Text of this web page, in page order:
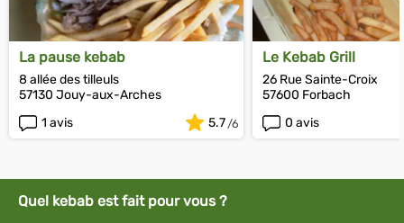
La pause kebab
8 allée des tilleuls
57130 Jouy-aux-Arches
1 avis
5.7
Le Kebab Grill
26 Rue Sainte-Croix
57600 Forbach
0 avis
Quel kebab est fait pour vous ?